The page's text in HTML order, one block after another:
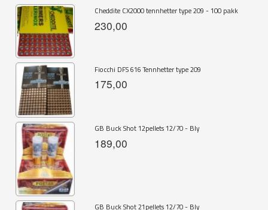
Cheddite CX2000 tennhetter type 209 - 100 pakk
230,00
Fiocchi DFS 616 Tennhetter type 209
175,00
GB Buck Shot 12pellets 12/70 - Bly
189,00
GB Buck Shot 21pellets 12/70 - Bly